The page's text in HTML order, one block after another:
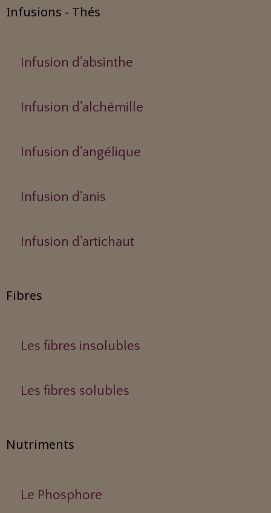
Infusions - Thés
Infusion d'absinthe
Infusion d'alchémille
Infusion d'angélique
Infusion d'anis
Infusion d'artichaut
Fibres
Les fibres insolubles
Les fibres solubles
Nutriments
Le Phosphore